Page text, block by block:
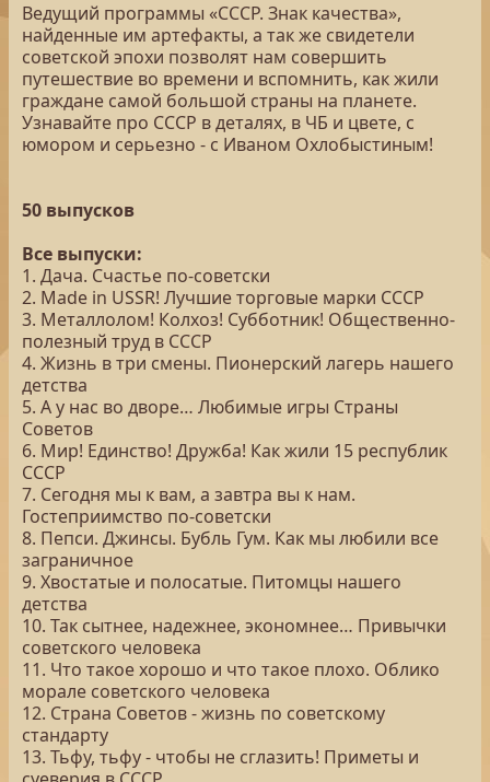
Ведущий программы «СССР. Знак качества»,
найденные им артефакты, а так же свидетели
советской эпохи позволят нам совершить
путешествие во времени и вспомнить, как жили
граждане самой большой страны на планете.
Узнавайте про СССР в деталях, в ЧБ и цвете, с
юмором и серьезно - с Иваном Охлобыстиным!
50 выпусков
Все выпуски:
1. Дача. Счастье по-советски
2. Made in USSR! Лучшие торговые марки СССР
3. Металлолом! Колхоз! Субботник! Общественно-
полезный труд в СССР
4. Жизнь в три смены. Пионерский лагерь нашего
детства
5. А у нас во дворе… Любимые игры Страны
Советов
6. Мир! Единство! Дружба! Как жили 15 республик
СССР
7. Сегодня мы к вам, а завтра вы к нам.
Гостеприимство по-советски
8. Пепси. Джинсы. Бубль Гум. Как мы любили все
заграничное
9. Хвостатые и полосатые. Питомцы нашего
детства
10. Так сытнее, надежнее, экономнее… Привычки
советского человека
11. Что такое хорошо и что такое плохо. Облико
морале советского человека
12. Страна Советов - жизнь по советскому
стандарту
13. Тьфу, тьфу - чтобы не сглазить! Приметы и